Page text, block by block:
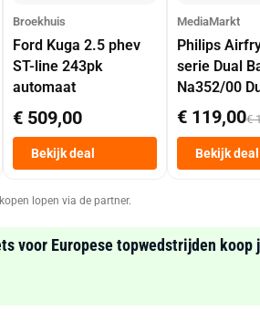
Broekhuis
Ford Kuga 2.5 phev
ST-line 243pk
automaat
€ 509,00
Bekijk deal
MediaMarkt
Philips
serie Dual
Na352/00
Mand 9 L Tot
Personen
Zwart
€ 119,00€
Bekijk deal
lopen via de partner.
voor Europese topwedstrijden